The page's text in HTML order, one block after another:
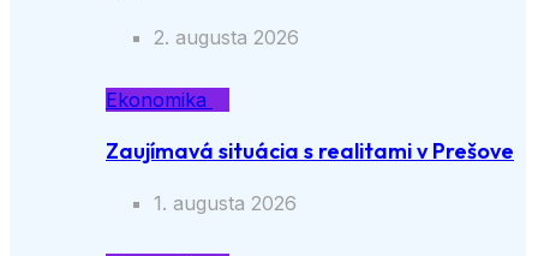
2. augusta 2026
Ekonomika
Zaujímavá situácia s realitami v Prešove
1. augusta 2026